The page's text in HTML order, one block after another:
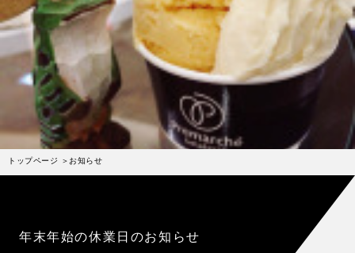
アレルゲン一覧
求人情報
通販のご案内
お知らせ・メディア掲載
受賞歴
お問い合わせ
プレマルシェジェラテリアについて
トップページ お知らせ
年末年始の休業日のお知らせ